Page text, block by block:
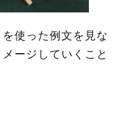
を使った例文を見な
ージしていくこと